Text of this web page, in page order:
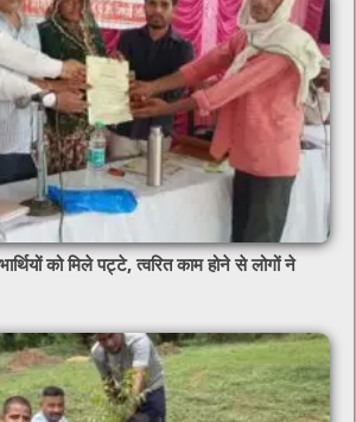
को मिले पट्टे, त्वरित काम होने से लोगों ने